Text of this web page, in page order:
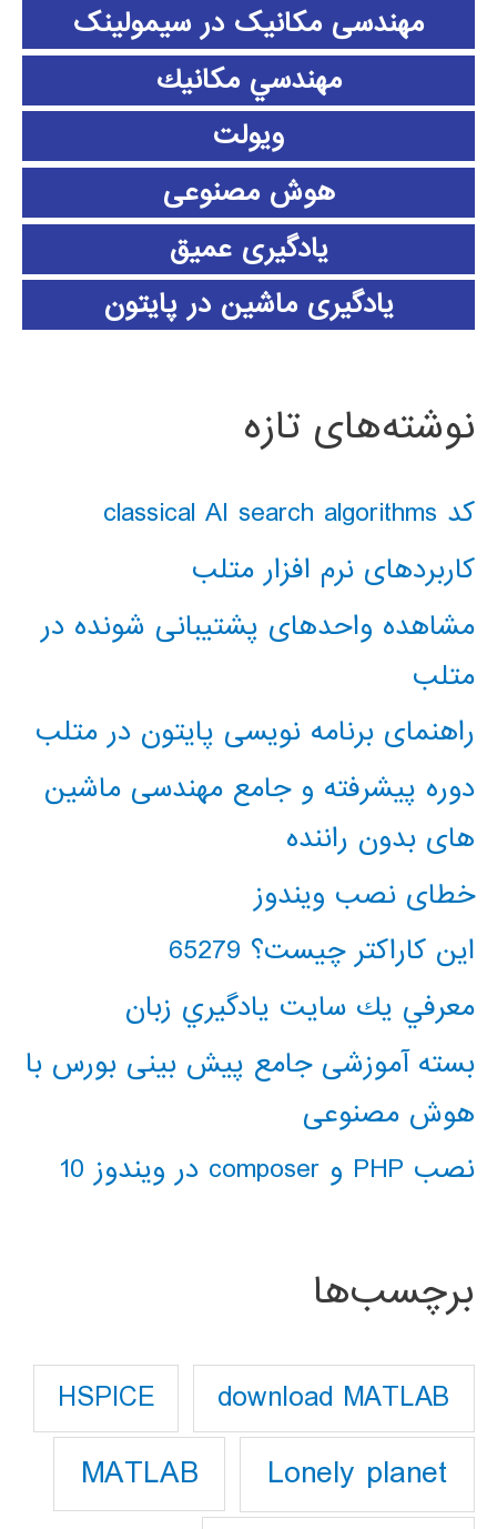
مهندسی مکانیک در سیمولینک
مهندسي مكانيك
ویولت
هوش مصنوعی
یادگیری عمیق
یادگیری ماشین در پایتون
نوشته‌های تازه
کد classical AI search algorithms
کاربردهای نرم افزار متلب
مشاهده واحدهای پشتیبانی شونده در
متلب
راهنمای برنامه نویسی پایتون در متلب
دوره پیشرفته و جامع مهندسی ماشین
های بدون راننده
خطای نصب ویندوز
این کاراکتر چیست؟ 65279
معرفي يك سايت يادگيري زبان
بسته آموزشی جامع پیش بینی بورس با
هوش مصنوعی
نصب PHP و composer در ویندوز 10
برچسب‌ها
download MATLAB
HSPICE
Lonely planet
MATLAB